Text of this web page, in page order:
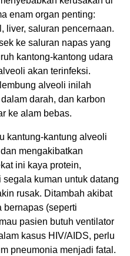
enam organ penting:
liver, saluran pencernaan.
ke saluran napas yang
kantong-kantong udara
akan terinfeksi.
alveoli inilah
darah, dan karbon
ke alam bebas.
kantung-kantung alveoli
mengakibatkan
ini kaya protein,
kuman untuk datang
rusak. Ditambah akibat
bernapas (seperti
pasien butuh ventilator
kasus HIV/AIDS, perlu
pneumonia menjadi fatal.